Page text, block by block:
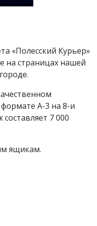
«Полесский Курьер»
на страницах нашей
А-3 на 8-и
7 000
ящикам.